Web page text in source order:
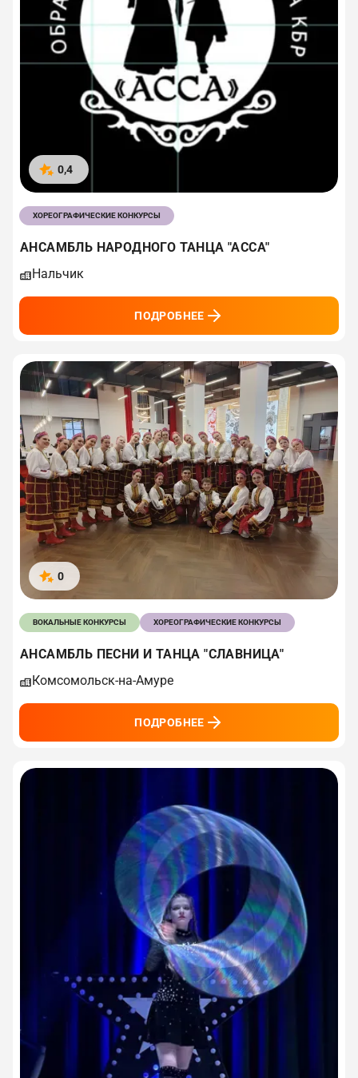
0,4
ХОРЕОГРАФИЧЕСКИЕ КОНКУРСЫ
АНСАМБЛЬ НАРОДНОГО ТАНЦА "АССА"
Нальчик
ПОДРОБНЕЕ
0
ВОКАЛЬНЫЕ КОНКУРСЫ ХОРЕОГРАФИЧЕСКИЕ КОНКУРСЫ
АНСАМБЛЬ ПЕСНИ И ТАНЦА "СЛАВНИЦА"
Комсомольск-на-Амуре
ПОДРОБНЕЕ